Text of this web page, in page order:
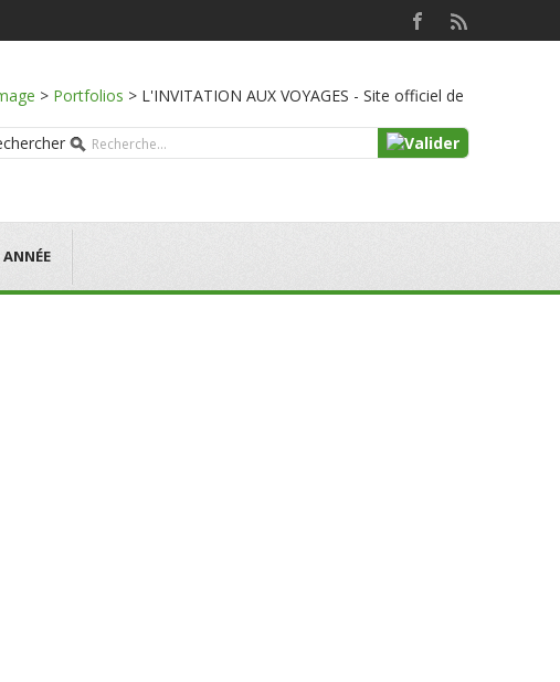
> Portfolios > L'INVITATION AUX VOYAGES - Site officiel de
ANNÉE